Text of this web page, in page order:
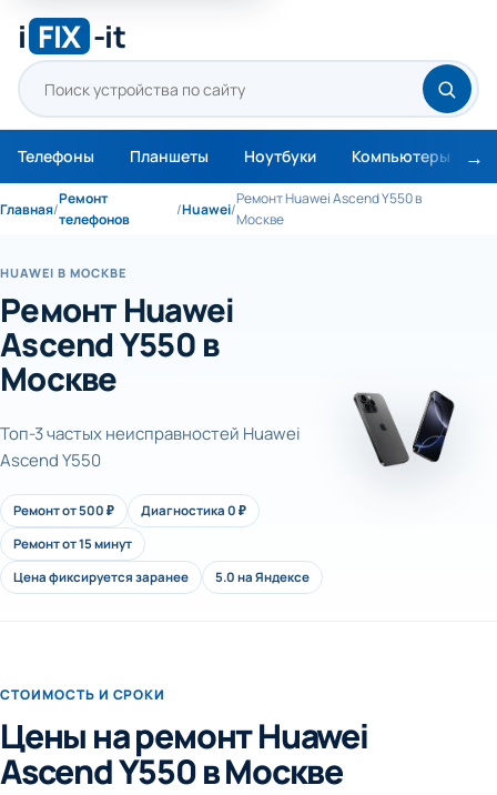
i FIX -it
Телефоны Планшеты Ноутбуки Компьютеры
Главная/
Ремонт
телефонов
/Huawei/
Ремонт Huawei Ascend Y550 в
Москве
HUAWEI В МОСКВЕ
Ремонт Huawei
Ascend Y550 в
Москве
Топ-3 частых неисправностей Huawei
Ascend Y550
Ремонт от 500 ₽
Диагностика 0 ₽
Ремонт от 15 минут
Цена фиксируется заранее
5.0 на Яндексе
СТОИМОСТЬ И СРОКИ
Цены на ремонт Huawei
Ascend Y550 в Москве